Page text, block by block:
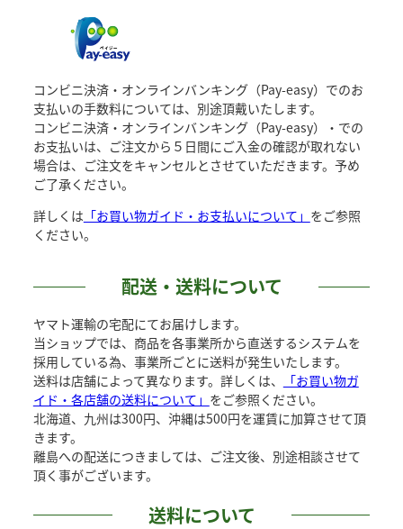
コンビニ決済・オンラインバンキング（Pay-easy）でのお
支払いの手数料については、別途頂戴いたします。
コンビニ決済・オンラインバンキング（Pay-easy）・での
お支払いは、ご注文から５日間にご入金の確認が取れない
場合は、ご注文をキャンセルとさせていただきます。予め
ご了承ください。
詳しくは 「お買い物ガイド・お支払いについて」 をご参照
ください。
配送・送料について
ヤマト運輸の宅配にてお届けします。
当ショップでは、商品を各事業所から直送するシステムを
採用している為、事業所ごとに送料が発生いたします。
送料は店舗によって異なります。詳しくは、
「お買い物ガ
イド・各店舗の送料について」 をご参照ください。
北海道、九州は300円、沖縄は500円を運賃に加算させて頂
きます。
離島への配送につきましては、ご注文後、別途相談させて
頂く事がございます。
送料について